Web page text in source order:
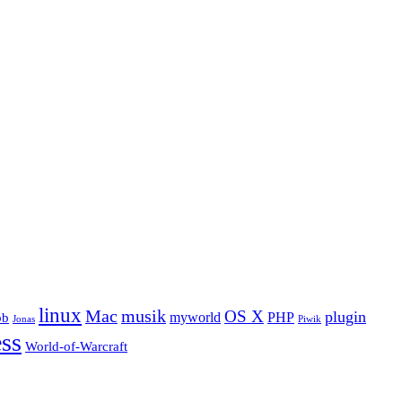
Jonas linux Mac musik myworld OS X PHP Piwik plugin
World-of-Warcraft